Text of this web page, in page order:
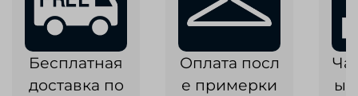
Бесплатная
доставка по
Оплата посл
е примерки